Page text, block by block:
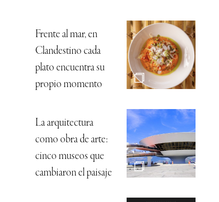
Frente al mar, en
Clandestino cada
plato encuentra su
propio momento
La arquitectura
como obra de arte:
cinco museos que
cambiaron el paisaje